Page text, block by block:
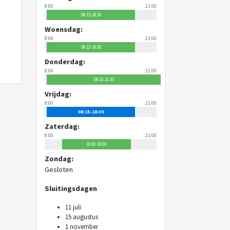
8:00 21:00
08:15-18:30
Woensdag:
8:00 21:00
08:15-18:30
Donderdag:
8:00 21:00
08:15-21:30
Vrijdag:
8:00 21:00
08:15-18:30
Zaterdag:
8:00 21:00
10:00-18:00
Zondag:
Gesloten
Sluitingsdagen
11 juli
15 augustus
1 november